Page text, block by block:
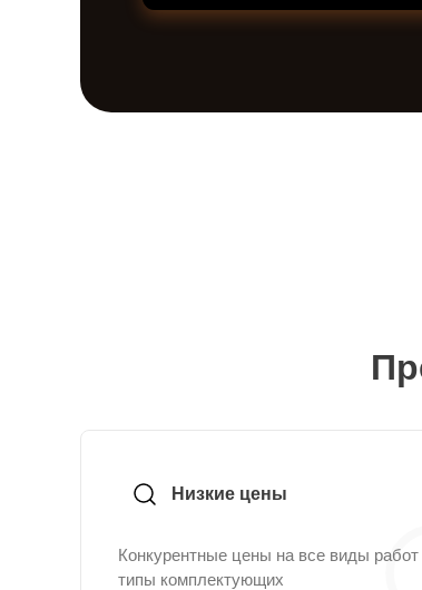
Низкие цены
Конкурентные цены на все виды работ
типы комплектующих